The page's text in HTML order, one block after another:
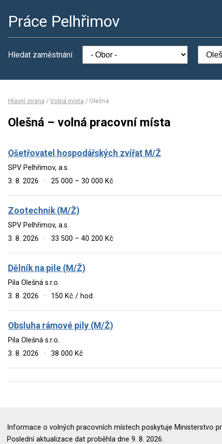
Práce Pelhřimov
Hledat zaměstnání
Hlavní strana / Volná místa / Olešná
Olešná – volná pracovní místa
Ošetřovatel hospodářských zvířat M/Ž
SPV Pelhřimov, a.s.
3. 8. 2026
· 25 000 – 30 000 Kč
Zootechnik (M/Ž)
SPV Pelhřimov, a.s.
3. 8. 2026
· 33 500 – 40 200 Kč
Dělník na pile (M/Ž)
Pila Olešná s.r.o.
3. 8. 2026
· 150 Kč / hod.
Obsluha rámové pily (M/Ž)
Pila Olešná s.r.o.
3. 8. 2026
· 38 000 Kč
Informace o volných pracovních místech poskytuje Ministerstvo
Poslední aktualizace dat proběhla dne 9. 8. 2026.